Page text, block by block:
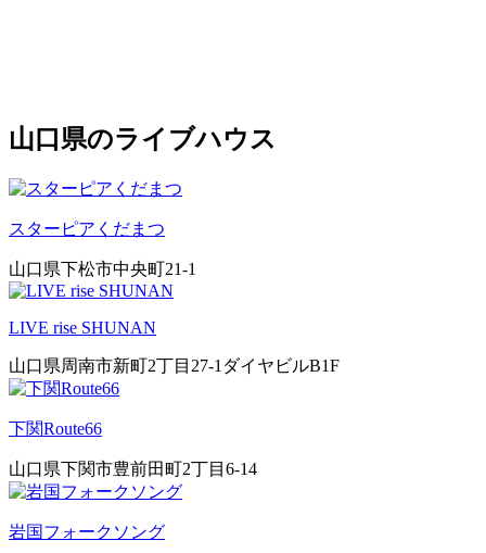
山口県のライブハウス
スターピアくだまつ
山口県下松市中央町21-1
LIVE rise SHUNAN
山口県周南市新町2丁目27-1ダイヤビルB1F
下関Route66
山口県下関市豊前田町2丁目6-14
岩国フォークソング